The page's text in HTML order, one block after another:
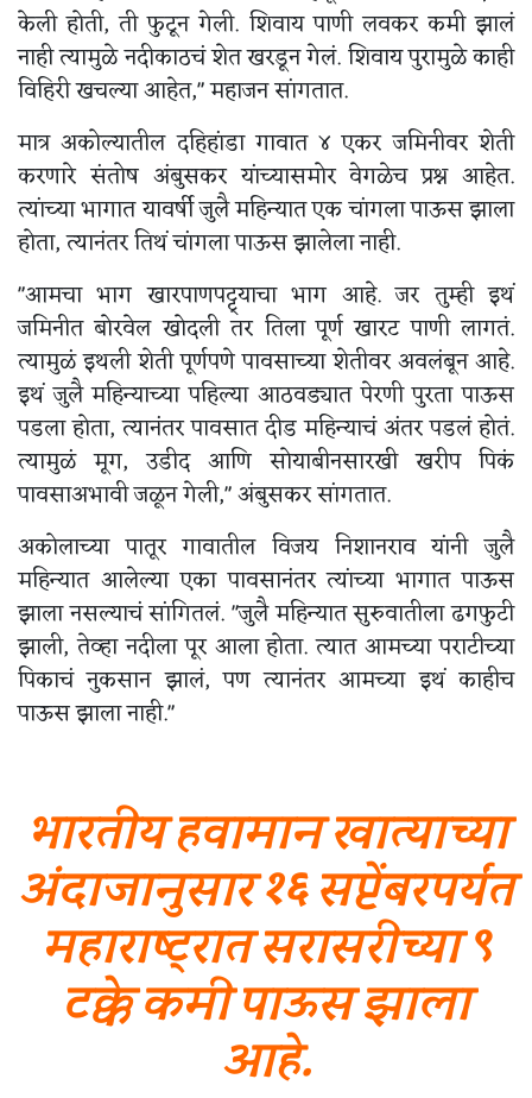
केली होती, ती फुटून गेली. शिवाय पाणी लवकर कमी झालं
नाही त्यामुळे नदीकाठचं शेत खरडून गेलं. शिवाय पुरामुळे काही
विहिरी खचल्या आहेत," महाजन सांगतात.
मात्र अकोल्यातील दहिहांडा गावात ४ एकर जमिनीवर शेती
करणारे संतोष अंबुसकर यांच्यासमोर वेगळेच प्रश्न आहेत.
त्यांच्या भागात यावर्षी जुलै महिन्यात एक चांगला पाऊस झाला
होता, त्यानंतर तिथं चांगला पाऊस झालेला नाही.
"आमचा भाग खारपाणपट्ट्याचा भाग आहे. जर तुम्ही इथं
जमिनीत बोरवेल खोदली तर तिला पूर्ण खारट पाणी लागतं.
त्यामुळं इथली शेती पूर्णपणे पावसाच्या शेतीवर अवलंबून आहे.
इथं जुलै महिन्याच्या पहिल्या आठवड्यात पेरणी पुरता पाऊस
पडला होता, त्यानंतर पावसात दीड महिन्याचं अंतर पडलं होतं.
त्यामुळं मूग, उडीद आणि सोयाबीनसारखी खरीप पिकं
पावसाअभावी जळून गेली," अंबुसकर सांगतात.
अकोलाच्या पातूर गावातील विजय निशानराव यांनी जुलै
महिन्यात आलेल्या एका पावसानंतर त्यांच्या भागात पाऊस
झाला नसल्याचं सांगितलं. "जुलै महिन्यात सुरुवातीला ढगफुटी
झाली, तेव्हा नदीला पूर आला होता. त्यात आमच्या पराटीच्या
पिकाचं नुकसान झालं, पण त्यानंतर आमच्या इथं काहीच
पाऊस झाला नाही."
भारतीय हवामान खात्याच्या
अंदाजानुसार १६ सप्टेंबरपर्यंत
महाराष्ट्रात सरासरीच्या ९
टक्के कमी पाऊस झाला
आहे.